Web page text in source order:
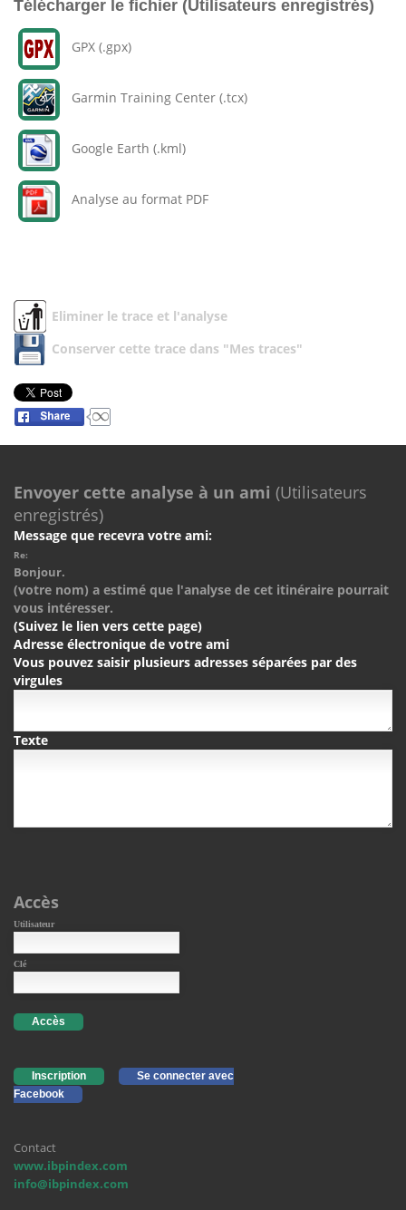
Télécharger le fichier (Utilisateurs enregistrés)
GPX (.gpx)
Garmin Training Center (.tcx)
Google Earth (.kml)
Analyse au format PDF
Eliminer le trace et l'analyse
Conserver cette trace dans "Mes traces"
Envoyer cette analyse à un ami (Utilisateurs
enregistrés)
Message que recevra votre ami:
Re:
Bonjour.
(votre nom) a estimé que l'analyse de cet itinéraire pourrait
vous intéresser.
(Suivez le lien vers cette page)
Adresse électronique de votre ami
Vous pouvez saisir plusieurs adresses séparées par des
virgules
Texte
Accès
Utilisateur
Clé
Accès
Inscription
Se connecter avec
Facebook
Contact
www.ibpindex.com
info@ibpindex.com